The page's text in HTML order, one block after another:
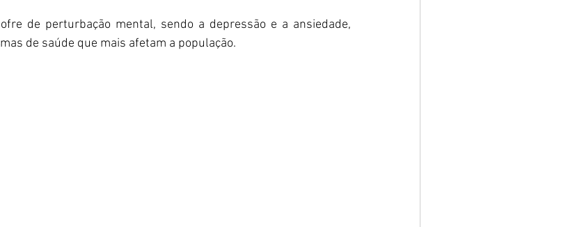
de perturbação mental, sendo a depressão e a ansiedade,
de saúde que mais afetam a população.